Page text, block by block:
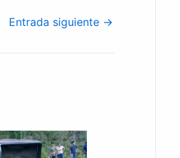
Entrada siguiente →